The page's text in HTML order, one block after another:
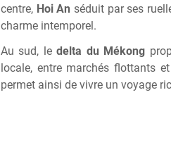
centre, Hoi An séduit par ses
charme intemporel.
Au sud, ledelta du Mékong
locale, entre marchés flottants
permet ainsi de vivre un voyage